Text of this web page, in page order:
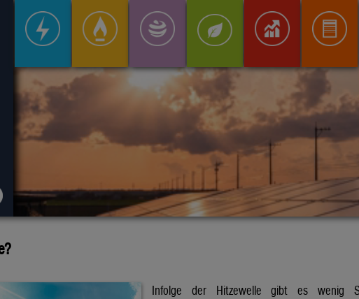
Infolge der Hitzewelle gibt es wenig